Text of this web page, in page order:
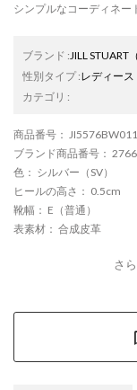
シンプルなコーディネー
ブランド : JILL STUART
性別タイプ:レディース
カテゴリ :
商品番号 ：
ブランド商品番号 ：
色 ： シルバー（SV）
ヒールの高さ ： 0.5cm
靴幅 ： E（普通）
表素材 ： 合成皮革
さ